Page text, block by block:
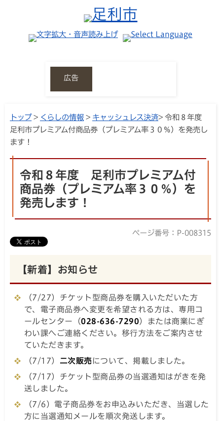
広告
トップ> くらしの情報 > キャッシュレス決済> 令和８年度
足利市プレミアム付商品券（プレミアム率３０％）を発売し
ます！
令和８年度 足利市プレミアム付
商品券（プレミアム率３０％）を
発売します！
ページ番号：P-008315
【新着】お知らせ
（7/27）チケット型商品券を購入いただいた方
で、電子商品券へ変更を希望される方は、専用コ
ールセンター（028-636-7290）または商業にぎ
わい課へご連絡ください。移行方法をご案内させ
ていただきます。
（7/17） 二次販売について、掲載しました。
（7/17）チケット型商品券の当選通知はがきを発
送しました。
（7/6）電子商品券をお申込みいただき、当選した
方に当選通知メールを順次発送します。